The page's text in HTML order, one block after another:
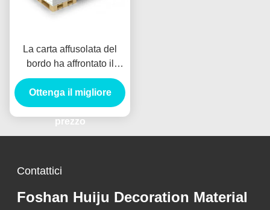
La carta affusolata del
bordo ha affrontato il
pannello di carta e gesso,
bordo di gesso 12,5
millimetri per la divisione
del muro a secco
Ottenga il migliore
prezzo
Contattici
Foshan Huiju Decoration Material